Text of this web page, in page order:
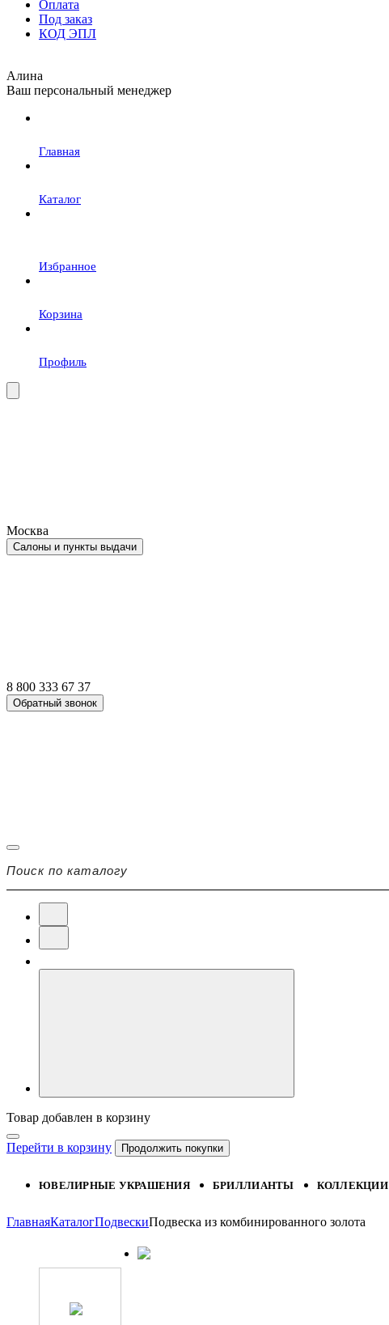
Оплата
Под заказ
КОД ЭПЛ
Алина
Ваш персональный менеджер
Главная
Каталог
Избранное
Корзина
Профиль
Москва
Салоны и пункты выдачи
8 800 333 67 37
Обратный звонок
Товар добавлен в корзину
Перейти в корзину Продолжить покупки
ЮВЕЛИРНЫЕ УКРАШЕНИЯ БРИЛЛИАНТЫ КОЛЛЕКЦИИ
ГлавнаяКаталогПодвескиПодвеска из комбинированного золота